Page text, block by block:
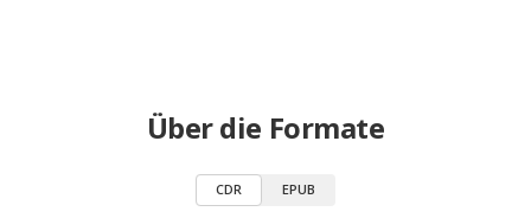
Über die Formate
CDR EPUB